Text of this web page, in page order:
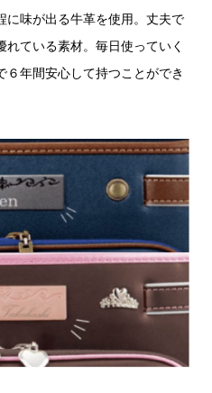
に味が出る牛革を使用。丈夫で
ている素材。毎日使っていく
６年間安心して持つことができ